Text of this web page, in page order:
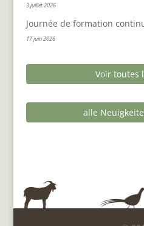
3 juillet 2026
Journée de formation
17 juin 2026
Voir toutes
alle